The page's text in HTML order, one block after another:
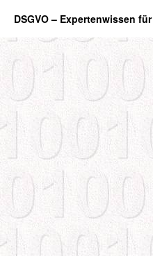
DSGVO – Expertenwissen